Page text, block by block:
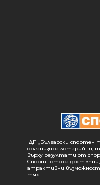
ДП „Български спортен
организира лотарийни,
върху резултати от
Спорт Тото са достъпни,
атрактивни
тях.